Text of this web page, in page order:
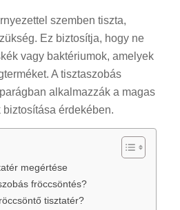
szemben tiszta,
Ez biztosítja, hogy ne
vagy baktériumok, amelyek
A tisztaszobás
alkalmazzák a magas
érdekében.
megértése
fröccsöntés?
tisztatér?